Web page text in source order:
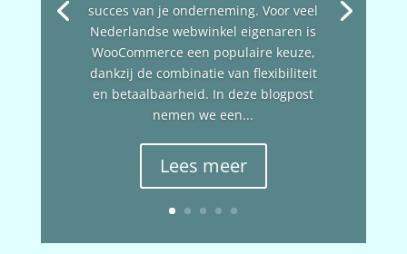
succes van je onderneming. Voor veel
Nederlandse webwinkel eigenaren is
WooCommerce een populaire keuze,
dankzij de combinatie van flexibiliteit
en betaalbaarheid. In deze blogpost
nemen we een...
Lees meer